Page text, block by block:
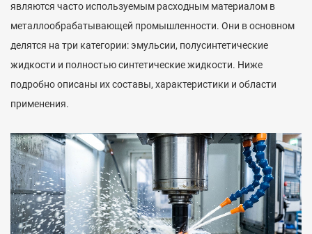
являются часто используемым расходным материалом в
металлообрабатывающей промышленности. Они в основном
делятся на три категории: эмульсии, полусинтетические
жидкости и полностью синтетические жидкости. Ниже
подробно описаны их составы, характеристики и области
применения.